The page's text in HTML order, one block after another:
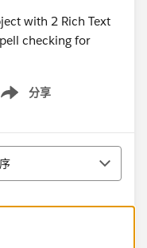
with 2 Rich Text
checking for
分享
menu